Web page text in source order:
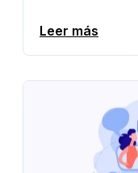
Leer más